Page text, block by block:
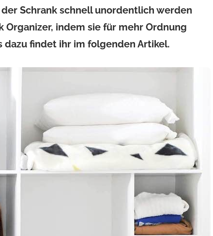
Schrank schnell unordentlich werden
indem sie für mehr Ordnung
findet ihr im folgenden Artikel.